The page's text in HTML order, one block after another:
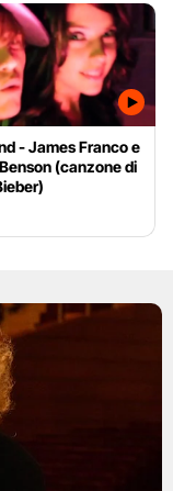
- James Franco e
(canzone di